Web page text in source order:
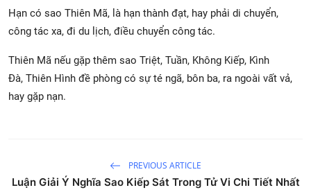
Hạn có sao Thiên Mã, là hạn thành đạt, hay phải di chuyển,
công tác xa, đi du lịch, điều chuyển công tác.
Thiên Mã nếu gặp thêm sao Triệt, Tuần, Không Kiếp, Kình
Đà, Thiên Hình đề phòng có sự té ngã, bôn ba, ra ngoài vất vả,
hay gặp nạn.
PREVIOUS ARTICLE
Luận Giải Ý Nghĩa Sao Kiếp Sát Trong Tử Vi Chi Tiết Nhất